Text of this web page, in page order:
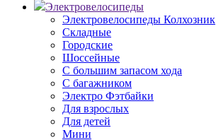
Электровелосипеды
Электровелосипеды Колхозник
Складные
Городские
Шоссейные
С большим запасом хода
С багажником
Электро Фэтбайки
Для взрослых
Для детей
Мини